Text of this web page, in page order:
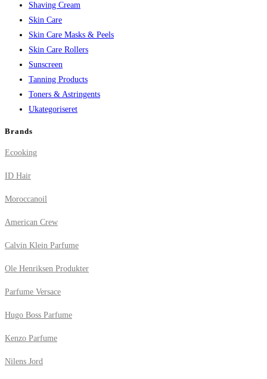
Shaving Cream
Skin Care
Skin Care Masks & Peels
Skin Care Rollers
Sunscreen
Tanning Products
Toners & Astringents
Ukategoriseret
Brands
Ecooking
ID Hair
Moroccanoil
American Crew
Calvin Klein Parfume
Ole Henriksen Produkter
Parfume Versace
Hugo Boss Parfume
Kenzo Parfume
Nilens Jord